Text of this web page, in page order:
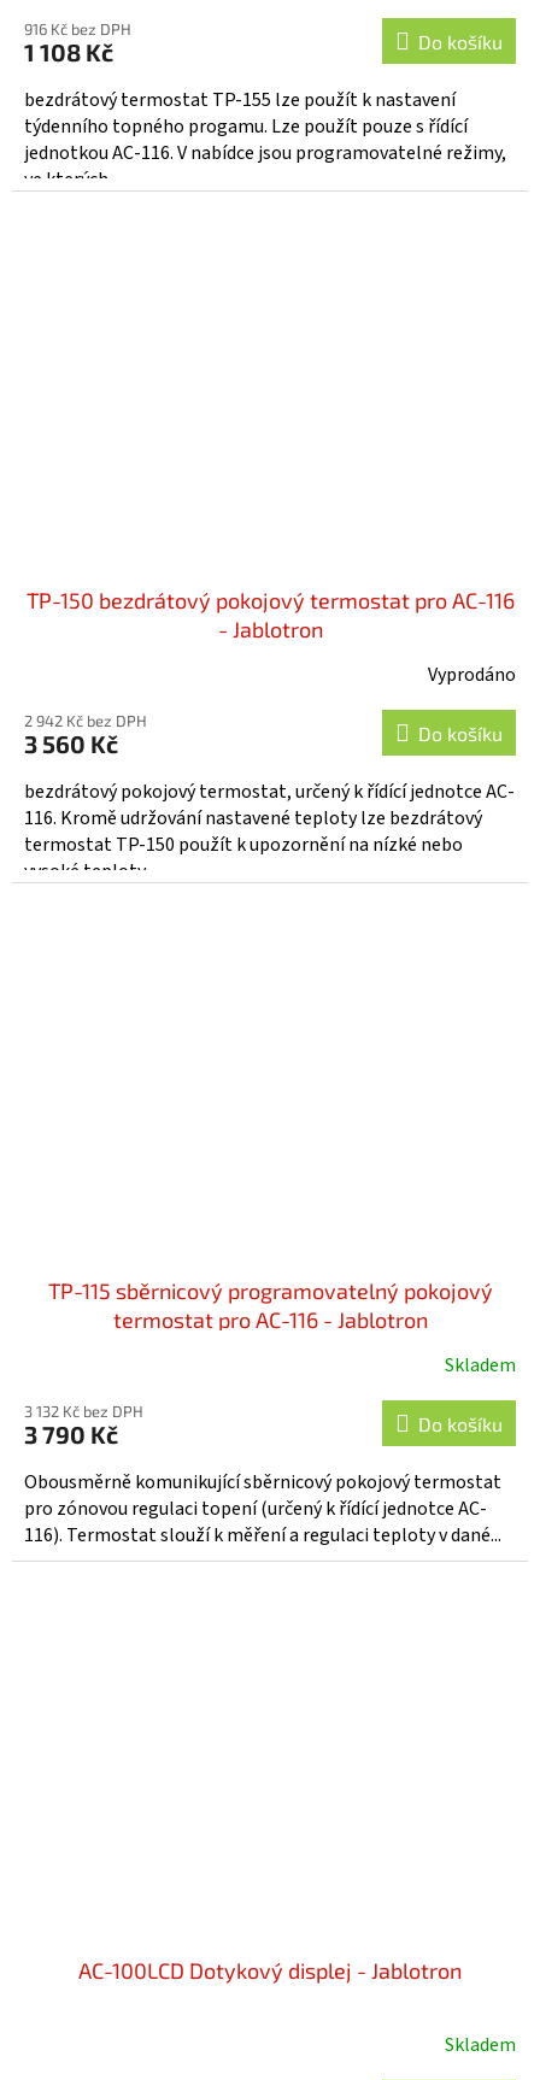
produktu
je
5,0
z
5
hvězdiček.
916 Kč bez DPH
1 108 Kč Do košíku
bezdrátový termostat TP-155 lze použít k nastavení
týdenního topného progamu. Lze použít pouze s řídící
jednotkou AC-116. V nabídce jsou programovatelné režimy,
ve kterých...
TP-150 bezdrátový pokojový termostat pro AC-116
- Jablotron
produktu
je
5,0
z
5
hvězdiček.
Vyprodáno
2 942 Kč bez DPH
3 560 Kč Do košíku
bezdrátový pokojový termostat, určený k řídící jednotce AC-
116. Kromě udržování nastavené teploty lze bezdrátový
termostat TP-150 použít k upozornění na nízké nebo
vysoké teploty.
TP-115 sběrnicový programovatelný pokojový
termostat pro AC-116 - Jablotron
produktu
je
5,0
z
5
hvězdiček.
Skladem
3 132 Kč bez DPH
3 790 Kč Do košíku
Obousměrně komunikující sběrnicový pokojový termostat
pro zónovou regulaci topení (určený k řídící jednotce AC-
116). Termostat slouží k měření a regulaci teploty v dané...
AC-100LCD Dotykový displej - Jablotron
Skladem